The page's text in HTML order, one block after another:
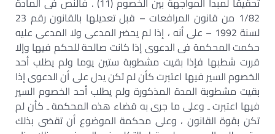
1/82 من قانون المرافعات – قبل تعديلها بالقانون رقم 23
لسنة 1992 – على أنه ، إذا لم يحضر المدعى ولا المدعى عليه
حكمت المحكمة فى الدعوى إذا كانت صالحة للحكم فيها وإلا
قررت شطبها فإذا بقيت مشطوبة ستين يوما ولم يطلب أحد
الخصوم السير فيها اعتبرت كأن لم تكن يدل على أن الدعوى إذا
بقيت مشطوبة المدة المذكورة ولم يطلب أحد الخصوم السير
فيها اعتبرت ـ وعلى ما جرى به قضاء هذه المحكمة ـ كأن لم
تكن بقوة القانون ، وعلى محكمة الموضوع أن تقضى بذلك